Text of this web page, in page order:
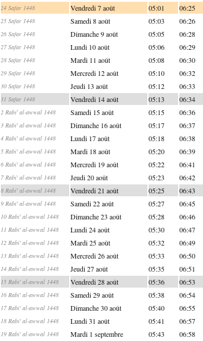
24 Safar 1448 Vendredi 7 août 05:01 06:25
25 Safar 1448 Samedi 8 août 05:03 06:26
26 Safar 1448 Dimanche 9 août 05:05 06:28
27 Safar 1448 Lundi 10 août 05:06 06:29
28 Safar 1448 Mardi 11 août 05:08 06:30
29 Safar 1448 Mercredi 12 août 05:10 06:32
30 Safar 1448 Jeudi 13 août 05:12 06:33
31 Safar 1448 Vendredi 14 août 05:13 06:34
2 Rabi' al-awwal 1448 Samedi 15 août 05:15 06:36
3 Rabi' al-awwal 1448 Dimanche 16 août 05:17 06:37
4 Rabi' al-awwal 1448 Lundi 17 août 05:18 06:38
5 Rabi' al-awwal 1448 Mardi 18 août 05:20 06:39
6 Rabi' al-awwal 1448 Mercredi 19 août 05:22 06:41
7 Rabi' al-awwal 1448 Jeudi 20 août 05:23 06:42
8 Rabi' al-awwal 1448 Vendredi 21 août 05:25 06:43
9 Rabi' al-awwal 1448 Samedi 22 août 05:27 06:45
10 Rabi' al-awwal 1448 Dimanche 23 août 05:28 06:46
11 Rabi' al-awwal 1448 Lundi 24 août 05:30 06:47
12 Rabi' al-awwal 1448 Mardi 25 août 05:32 06:49
13 Rabi' al-awwal 1448 Mercredi 26 août 05:33 06:50
14 Rabi' al-awwal 1448 Jeudi 27 août 05:35 06:51
15 Rabi' al-awwal 1448 Vendredi 28 août 05:36 06:53
16 Rabi' al-awwal 1448 Samedi 29 août 05:38 06:54
17 Rabi' al-awwal 1448 Dimanche 30 août 05:40 06:55
18 Rabi' al-awwal 1448 Lundi 31 août 05:41 06:57
19 Rabi' al-awwal 1448 Mardi 1 septembre 05:43 06:58